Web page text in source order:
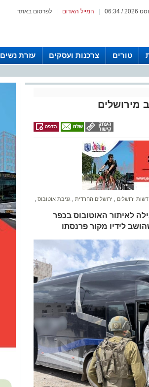
לפרסום באתר המייל האדום
טורים צרכנות ועסקים עזרת נשים
מירושלים
ירושלים ירושלים החרדית גניבת אוטובוס
לאיתור האוטובוס בכפר
לידיו מקור פרנסתו